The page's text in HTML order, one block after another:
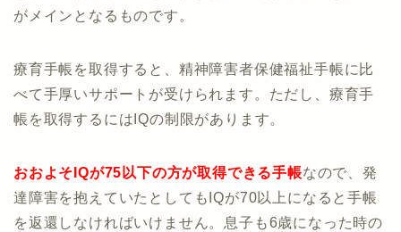
がメインとなるものです。
療育手帳を取得すると、精神障害者保健福祉手帳に比
べて手厚いサポートが受けられます。ただし、療育手
帳を取得するにはIQの制限があります。
おおよそIQが75以下の方が取得できる手帳なので、発
達障害を抱えていたとしてもIQが70以上になると手帳
を返還しなければいけません。息子も6歳になった時の